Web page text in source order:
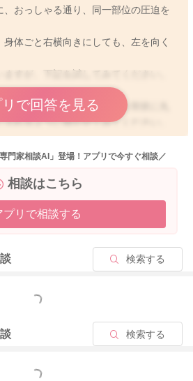
おっしゃる通り、同一部位の圧迫を
体ごと右横向きにしても、左を向く
ぐらいの大きさのタオルを筒状に丸
入れるように寝かせてみてください。
少し浮いた状態になってくると思い
寝)の姿勢をとるようにして、見守りま
様子があったら、無理せず元のの上向
。
です。
で回答を見る
2026/5/11 17:35
門家相談AI」登場！アプリで今すぐ相談／
相談はこちら
プリで相談する
検索する
もっと見る
検索する
もっと見る